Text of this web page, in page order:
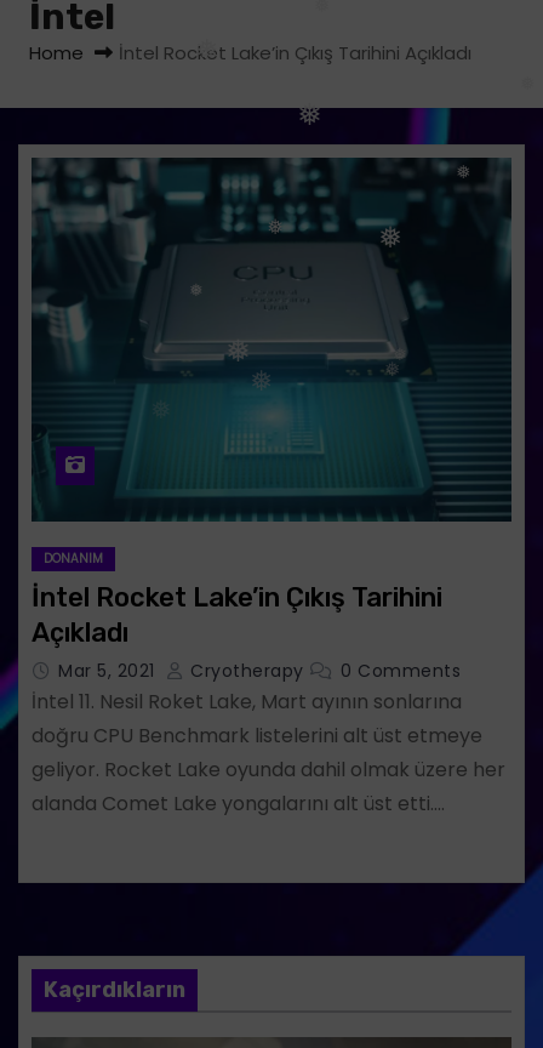
❅
❅
❅
❅
❅
❅
❅
İntel
Home İntel Rocket Lake’in Çıkış Tarihini Açıkladı
DONANIM
İntel Rocket Lake’in Çıkış Tarihini
Açıkladı
Mar 5, 2021 Cryotherapy 0 Comments
İntel 11. Nesil Roket Lake, Mart ayının sonlarına
doğru CPU Benchmark listelerini alt üst etmeye
geliyor. Rocket Lake oyunda dahil olmak üzere her
alanda Comet Lake yongalarını alt üst etti.…
Kaçırdıkların